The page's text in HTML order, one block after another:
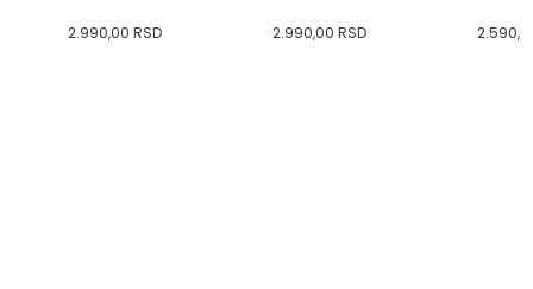
2.990,00 RSD 2.990,00 RSD